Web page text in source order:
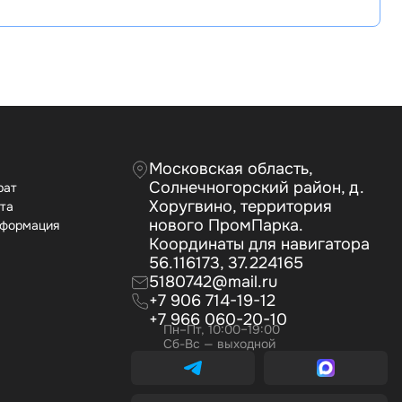
Московская область,
Солнечногорский район, д.
Хоругвино, территория
нового ПромПарка.
Координаты для навигатора
56.116173, 37.224165
5180742@mail.ru
+7 906 714-19-12
+7 966 060-20-10
Пн–Пт, 10:00–19:00
Сб-Вс — выходной